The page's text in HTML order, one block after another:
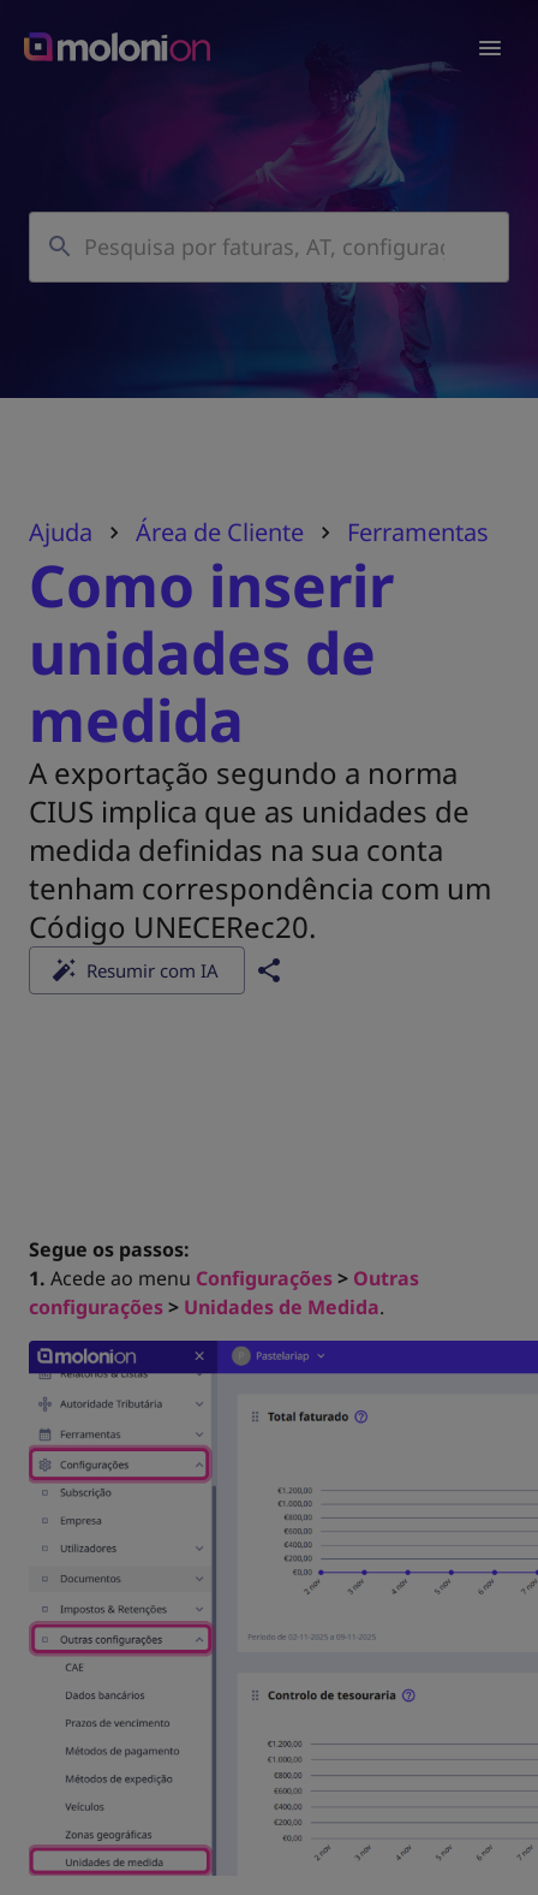
Ajuda Área de Cliente Ferramentas
Como inserir
unidades de
medida
A exportação segundo a norma
CIUS implica que as unidades de
medida definidas na sua conta
tenham correspondência com um
Código UNECERec20.
Resumir com IA
Segue os passos:
1. Acede ao menu Configurações> Outras
configurações> Unidades de Medida.